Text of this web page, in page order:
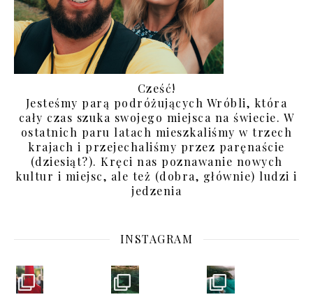
Cześć!
Jesteśmy parą podróżujących Wróbli, która
cały czas szuka swojego miejsca na świecie. W
ostatnich paru latach mieszkaliśmy w trzech
krajach i przejechaliśmy przez paręnaście
(dziesiąt?). Kręci nas poznawanie nowych
kultur i miejsc, ale też (dobra, głównie) ludzi i
jedzenia
INSTAGRAM